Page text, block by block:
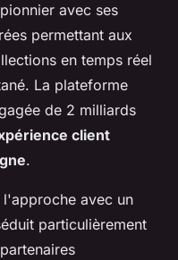
avec ses
permettant aux
en temps réel
La plateforme
de 2 milliards
client
.
avec un
particulièrement